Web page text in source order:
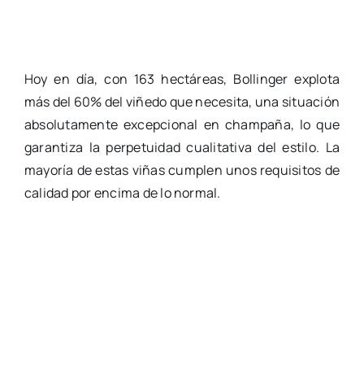
Hoy en día, con 163 hectáreas, Bollinger explota
más del 60% del viñedo que necesita, una situación
absolutamente excepcional en champaña, lo que
garantiza la perpetuidad cualitativa del estilo. La
mayoría de estas viñas cumplen unos requisitos de
calidad por encima de lo normal.